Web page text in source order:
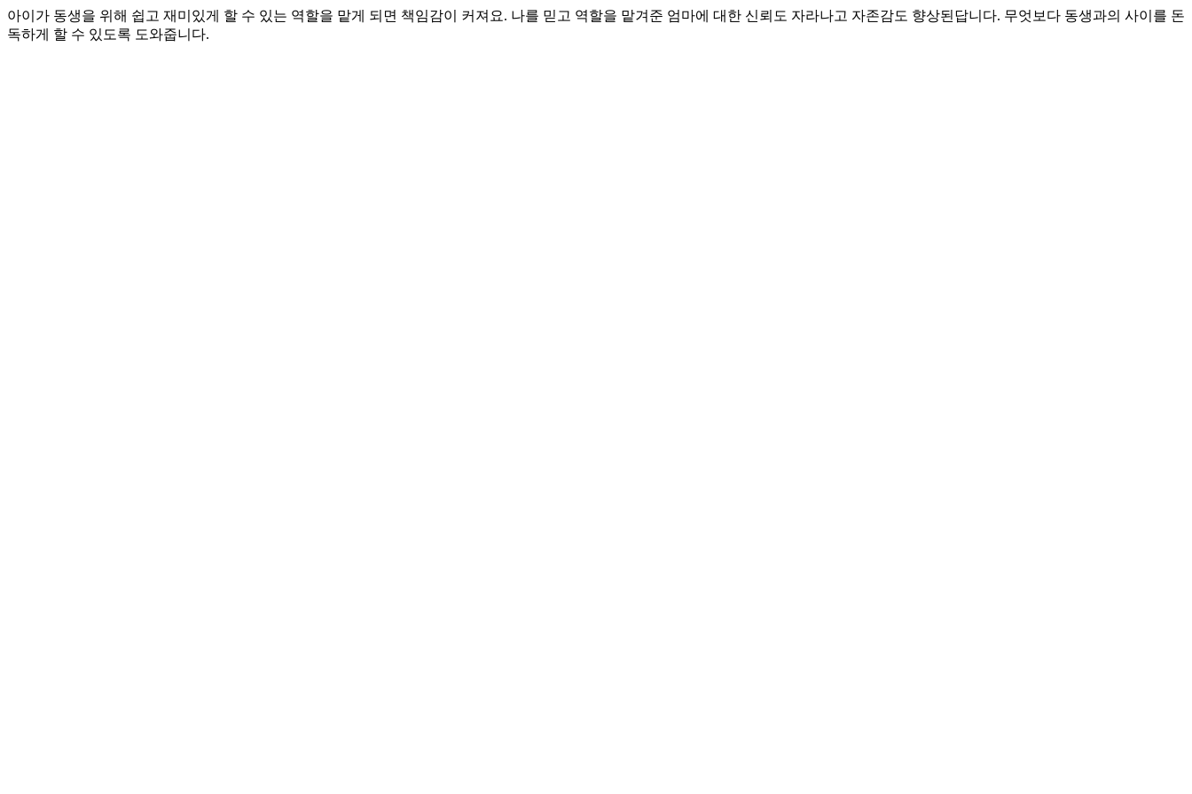
아이가 동생을 위해 쉽고 재미있게 할 수 있는 역할을 맡게 되면 책임감이 커져요. 나를 믿고 역할을 맡겨준 엄마에 대한 신뢰도 자라나고 자존감도 향상된답니다. 무엇보다 동생과의 사이를 돈
독하게 할 수 있도록 도와줍니다.